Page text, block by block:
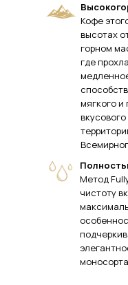
Кофе
высотах
горном
где
мягкого и
Метод
чистоту